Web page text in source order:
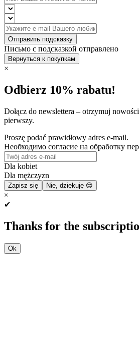
Отправить подсказку
Письмо с подсказкой отправлено
Вернуться к покупкам
×
Odbierz 10% rabatu!
Dołącz do newslettera – otrzymuj
pierwszy.
Proszę podać prawidłowy adres e-mail.
Необходимо согласие на обработку
Dla kobiet
Dla mężczyzn
Zapisz się Nie, dziękuję 😔
×
✔
Thanks for the
Ok